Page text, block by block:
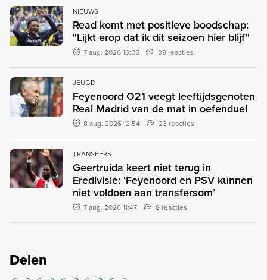
NIEUWS
Read komt met positieve boodschap:
"Lijkt erop dat ik dit seizoen hier blijf"
7 aug. 2026 16:05 39 reacties
JEUGD
Feyenoord O21 veegt leeftijdsgenoten
Real Madrid van de mat in oefenduel
8 aug. 2026 12:54 23 reacties
TRANSFERS
Geertruida keert niet terug in
Eredivisie: ‘Feyenoord en PSV kunnen
niet voldoen aan transfersom’
7 aug. 2026 11:47 8 reacties
Delen